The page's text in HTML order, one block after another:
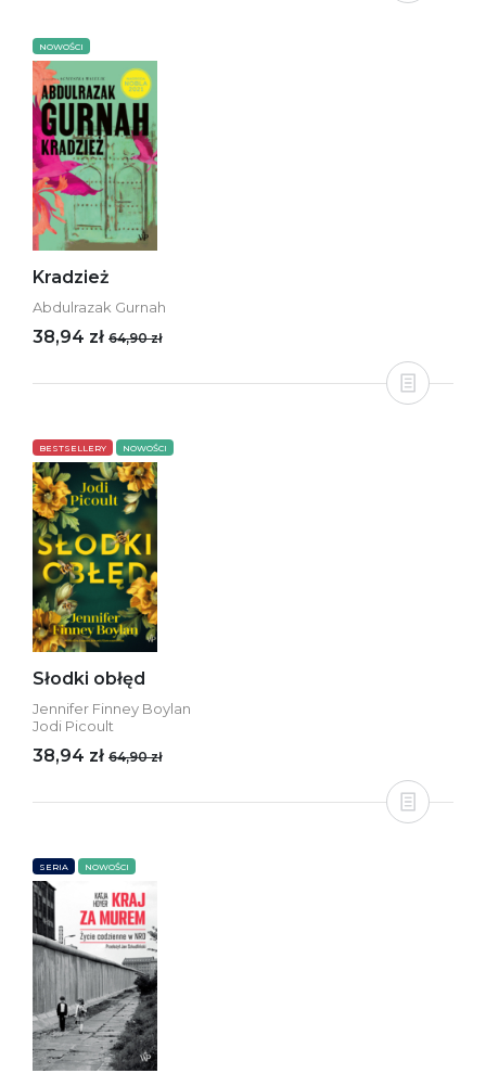
NOWOŚCI
Kradzież
Abdulrazak Gurnah
38,94 zł 64,90 zł
BESTSELLERY NOWOŚCI
Słodki obłęd
Jennifer Finney Boylan
Jodi Picoult
38,94 zł 64,90 zł
SERIA NOWOŚCI